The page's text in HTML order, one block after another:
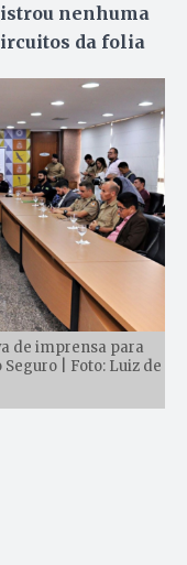
nenhuma
da folia
de imprensa para
| Foto: Luiz de